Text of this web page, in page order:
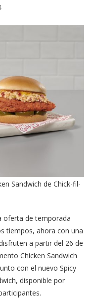
Sandwich de Chick-fil-
oferta de temporada
tiempos, ahora con una
a partir del 26 de
Chicken Sandwich
con el nuevo Spicy
disponible por